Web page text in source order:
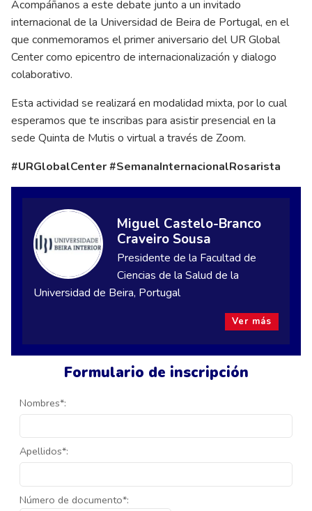
Formulario de inscripción
Nombres*:
Apellidos*:
Número de documento*:
Acompáñanos a este debate junto a un invitado
internacional de la Universidad de Beira de Portugal, en el
que conmemoramos el primer aniversario del UR Global
Center como epicentro de internacionalización y dialogo
colaborativo.
Esta actividad se realizará en modalidad mixta, por lo cual
esperamos que te inscribas para asistir presencial en la
sede Quinta de Mutis o virtual a través de Zoom.
#URGlobalCenter #SemanaInternacionalRosarista
Miguel Castelo-Branco
Craveiro Sousa
Presidente de la Facultad de
Ciencias de la Salud de la
Universidad de Beira, Portugal
Ver más